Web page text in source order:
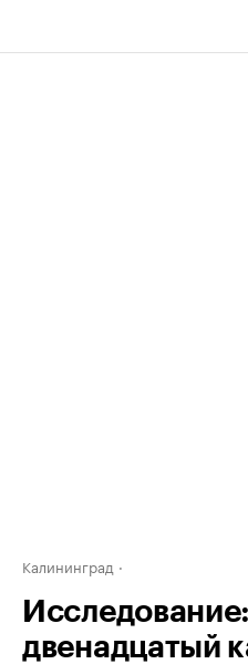
Калининград
двенадцатый